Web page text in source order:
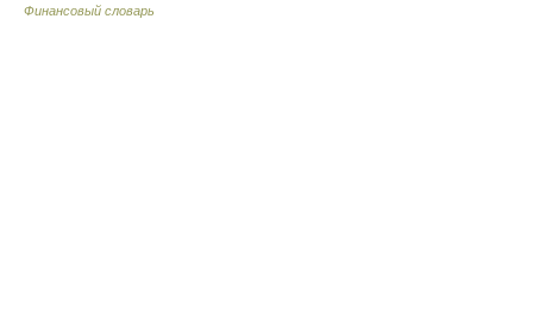
Финансовый словарь